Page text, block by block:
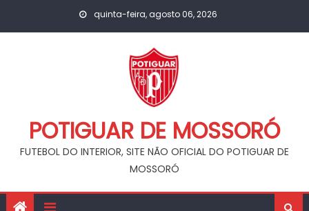
quinta-feira, agosto 06, 2026
POTIGUAR DE MOSSORÓ
FUTEBOL DO INTERIOR, SITE NÃO OFICIAL DO POTIGUAR DE
MOSSORÓ